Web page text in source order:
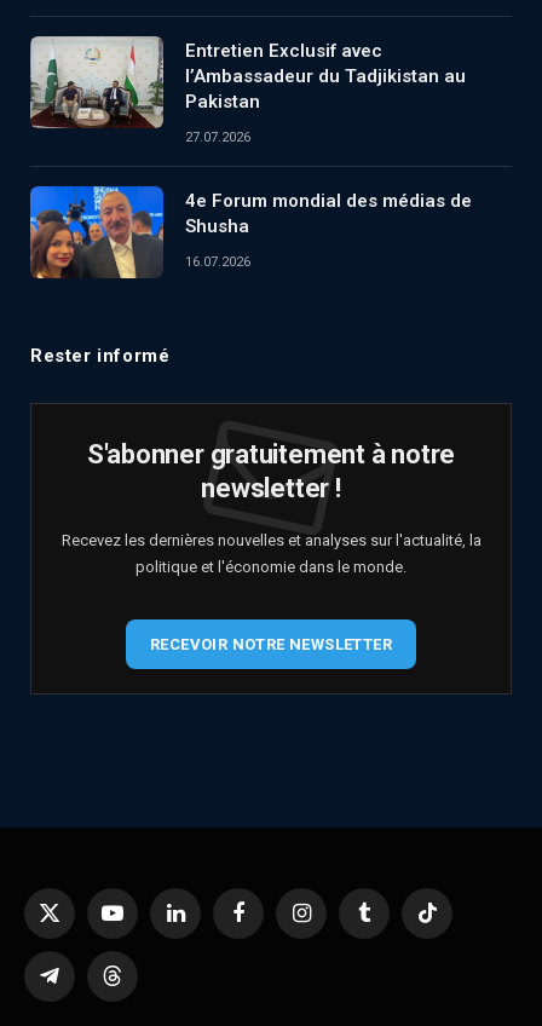
Entretien Exclusif avec
l’Ambassadeur du Tadjikistan au
Pakistan
27.07.2026
4e Forum mondial des médias de
Shusha
16.07.2026
Rester informé
S'abonner gratuitement à notre
newsletter !
Recevez les dernières nouvelles et analyses sur l'actualité, la
politique et l'économie dans le monde.
RECEVOIR NOTRE NEWSLETTER
X
YouTubeLinkedIn FacebookInstagramTumblr TikTok
TelegramThreads